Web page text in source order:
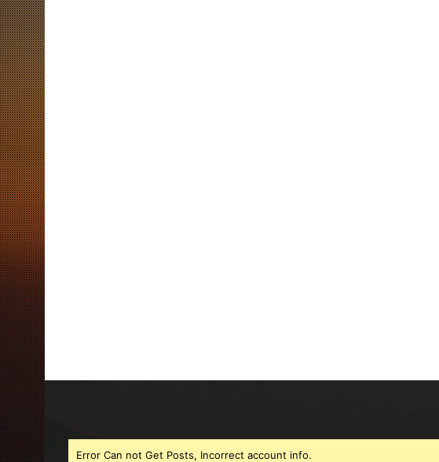
Error Can not Get Posts, Incorrect account info.